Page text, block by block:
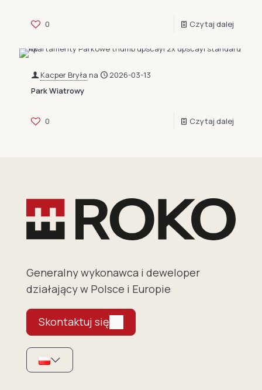
0 Czytaj dalej
Kacper Bryła na
2026-03-13
Park Wiatrowy
0 Czytaj dalej
Generalny wykonawca i deweloper
działający w Polsce i Europie
Skontaktuj się